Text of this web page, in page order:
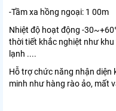
-Tầm xa hồng ngoại: 1 00m
Nhiệt độ hoạt động -
thời tiết khắc nghiệt như
lạnh ....
Hỗ trợ chức năng nhận diện
minh như hàng rào ảo, mất